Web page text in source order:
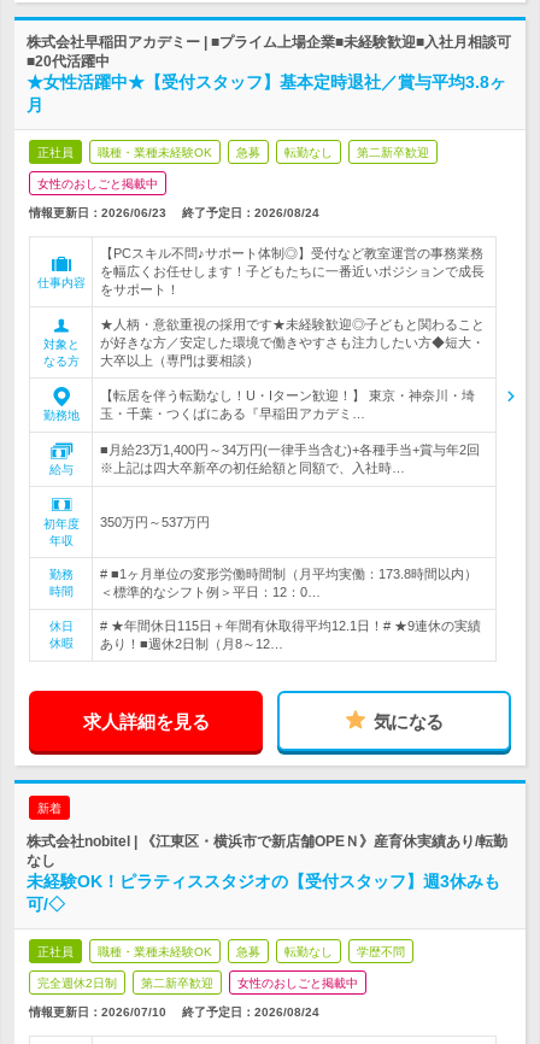
株式会社早稲田アカデミー | ■プライム上場企業■未経験歓迎■入社月相談可
■20代活躍中
★女性活躍中★【受付スタッフ】基本定時退社／賞与平均3.8ヶ
月
正社員 職種・業種未経験OK 急募 転勤なし 第二新卒歓迎
女性のおしごと掲載中
情報更新日：2026/06/23 終了予定日： 2026/08/24
仕事内容
【PCスキル不問♪サポート体制◎】受付など教室運営の事務業務
を幅広くお任せします！子どもたちに一番近いポジションで成長
をサポート！
対象と
なる方
★人柄・意欲重視の採用です★未経験歓迎◎子どもと関わること
が好きな方／安定した環境で働きやすさも注力したい方◆短大・
大卒以上（専門は要相談）
勤務地
【転居を伴う転勤なし！U・Iターン歓迎！】 東京・神奈川・埼
玉・千葉・つくばにある『早稲田アカデミ…
給与
■月給23万1,400円～34万円(一律手当含む)+各種手当+賞与年2回
※上記は四大卒新卒の初任給額と同額で、入社時…
初年度
年収
350万円～537万円
勤務
時間
# ■1ヶ月単位の変形労働時間制（月平均実働：173.8時間以内）
＜標準的なシフト例＞平日：12：0…
休日
休暇
# ★年間休日115日＋年間有休取得平均12.1日！# ★9連休の実績
あり！■週休2日制（月8～12…
求人詳細を見る 気になる
新着
株式会社nobitel | 《江東区・横浜市で新店舗OPEＮ》産育休実績あり/転勤
なし
未経験OK！ピラティススタジオの【受付スタッフ】週3休みも
可/◇
正社員 職種・業種未経験OK 急募 転勤なし 学歴不問
完全週休2日制 第二新卒歓迎 女性のおしごと掲載中
情報更新日：2026/07/10 終了予定日： 2026/08/24